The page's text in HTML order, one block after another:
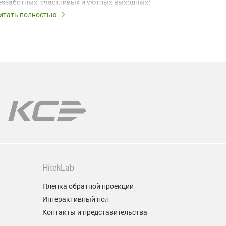
счастливых и уютных выходных!
полностью
HitekLab
Пленка обратной проекции
Интерактивный пол
Контакты и представительства